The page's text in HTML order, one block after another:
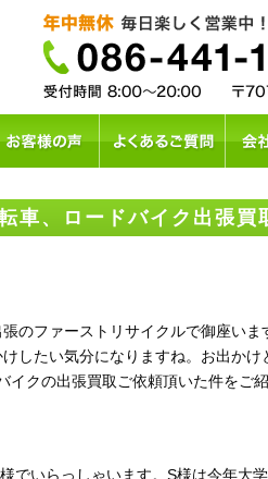
、ロードバイク出張買
のファーストリサイクルで御座いま
したい気分になりますね。お出か
クの出張買取ご依頼頂いた件をご紹
でいらっしゃいます。S様は今年大